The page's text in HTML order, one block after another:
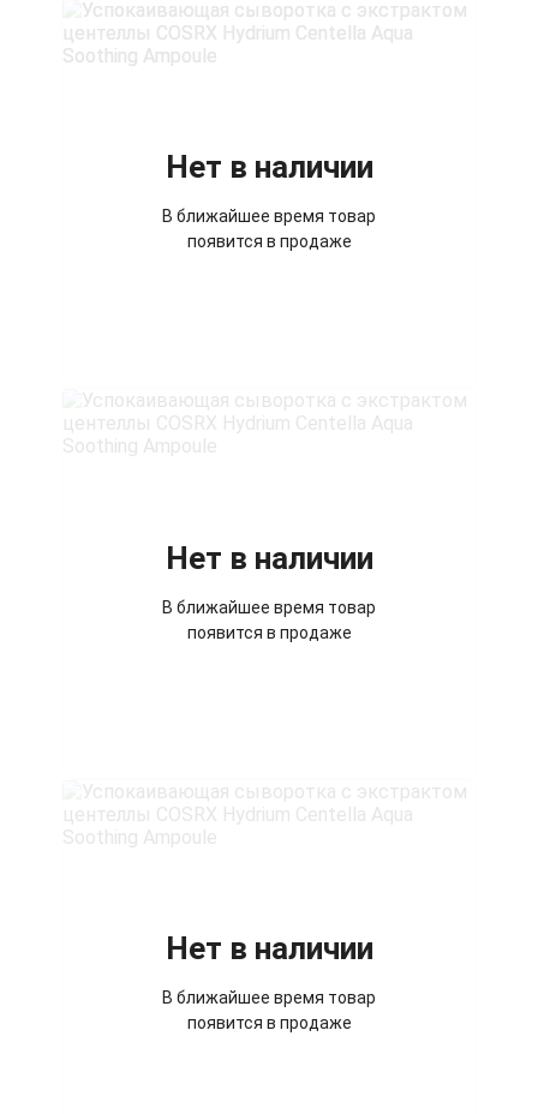
Нет в наличии
В ближайшее время товар
появится в продаже
Нет в наличии
В ближайшее время товар
появится в продаже
Нет в наличии
В ближайшее время товар
появится в продаже